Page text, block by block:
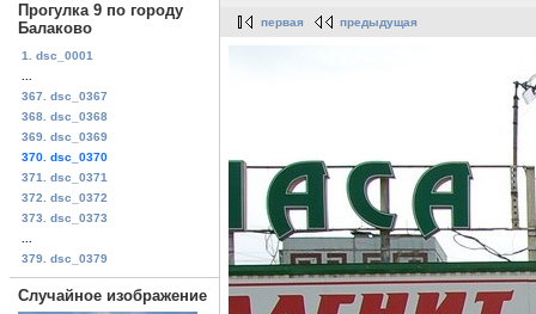
Прогулка 9 по городу
Балаково
1. dsc_0001
367. dsc_0367
368. dsc_0368
369. dsc_0369
370. dsc_0370
371. dsc_0371
372. dsc_0372
373. dsc_0373
379. dsc_0379
Случайное изображение
первая предыдущая